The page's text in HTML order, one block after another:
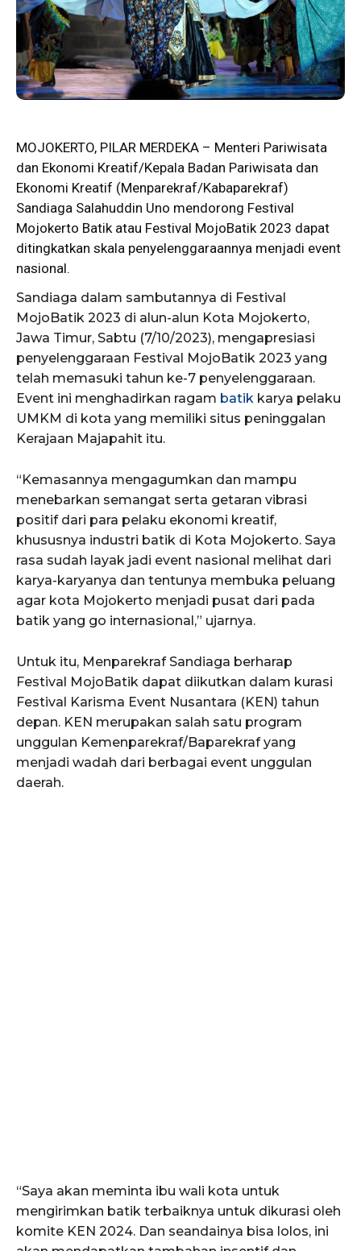
MOJOKERTO, PILAR MERDEKA – Menteri Pariwisata
dan Ekonomi Kreatif/Kepala Badan Pariwisata dan
Ekonomi Kreatif (Menparekraf/Kabaparekraf)
Sandiaga Salahuddin Uno mendorong Festival
Mojokerto Batik atau Festival MojoBatik 2023 dapat
ditingkatkan skala penyelenggaraannya menjadi event
nasional.
Sandiaga dalam sambutannya di Festival
MojoBatik 2023 di alun-alun Kota Mojokerto,
Jawa Timur, Sabtu (7/10/2023), mengapresiasi
penyelenggaraan Festival MojoBatik 2023 yang
telah memasuki tahun ke-7 penyelenggaraan.
Event ini menghadirkan ragam batik karya pelaku
UMKM di kota yang memiliki situs peninggalan
Kerajaan Majapahit itu.
“Kemasannya mengagumkan dan mampu
menebarkan semangat serta getaran vibrasi
positif dari para pelaku ekonomi kreatif,
khususnya industri batik di Kota Mojokerto. Saya
rasa sudah layak jadi event nasional melihat dari
karya-karyanya dan tentunya membuka peluang
agar kota Mojokerto menjadi pusat dari pada
batik yang go internasional,” ujarnya.
Untuk itu, Menparekraf Sandiaga berharap
Festival MojoBatik dapat diikutkan dalam kurasi
Festival Karisma Event Nusantara (KEN) tahun
depan. KEN merupakan salah satu program
unggulan Kemenparekraf/Baparekraf yang
menjadi wadah dari berbagai event unggulan
daerah.
“Saya akan meminta ibu wali kota untuk
mengirimkan batik terbaiknya untuk dikurasi oleh
komite KEN 2024. Dan seandainya bisa lolos, ini